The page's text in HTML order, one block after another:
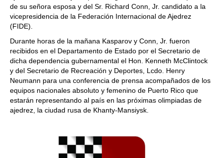
de su señora esposa y del Sr. Richard Conn, Jr. candidato a la
vicepresidencia de la Federación Internacional de Ajedrez
(FIDE).
Durante horas de la mañana Kasparov y Conn, Jr. fueron
recibidos en el Departamento de Estado por el Secretario de
dicha dependencia gubernamental el Hon. Kenneth McClintock
y del Secretario de Recreación y Deportes, Lcdo. Henry
Neumann para una conferencia de prensa acompañados de los
equipos nacionales absoluto y femenino de Puerto Rico que
estarán representando al país en las próximas olimpiadas de
ajedrez, la ciudad rusa de Khanty-Mansiysk.